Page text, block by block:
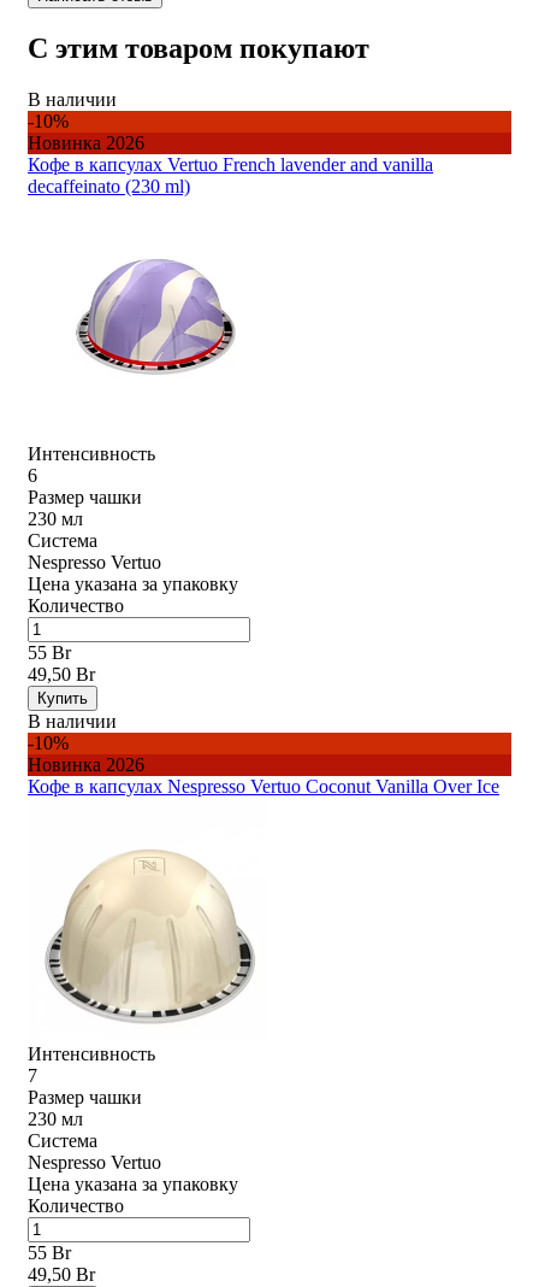
С этим товаром покупают
В наличии
-10%
Новинка 2026
Кофе в капсулах Vertuo French lavender and vanilla
decaffeinato (230 ml)
Интенсивность
6
Размер чашки
230 мл
Система
Nespresso Vertuo
Цена указана за упаковку
Количество
55 Br
49,50 Br
Купить
В наличии
-10%
Новинка 2026
Кофе в капсулах Nespresso Vertuo Coconut Vanilla Over Ice
Интенсивность
7
Размер чашки
230 мл
Система
Nespresso Vertuo
Цена указана за упаковку
Количество
55 Br
49,50 Br